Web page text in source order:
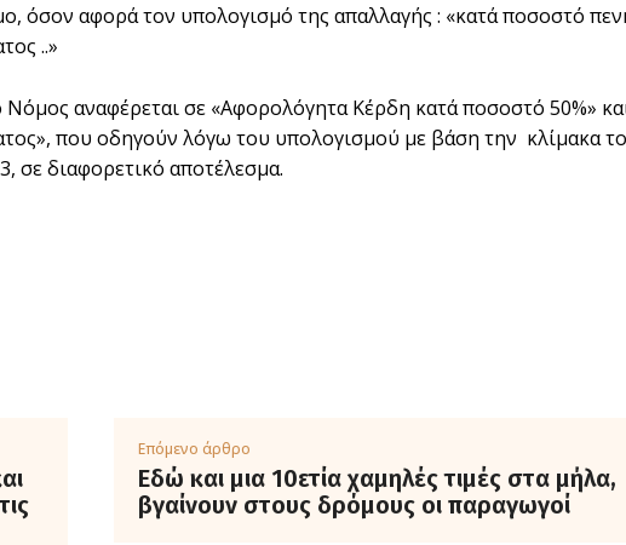
όσον αφορά τον υπολογισµό της απαλλαγής : «κατά ποσοστό
..»
αναφέρεται σε «Αφορολόγητα Κέρδη κατά ποσοστό 50%»
που οδηγούν λόγω του υπολογισµού µε βάση την κλίµακα
σε διαφορετικό αποτέλεσµα.
Επόμενο άρθρο
Εδώ και μια 10ετία χαμηλές τιμές στα μήλα,
βγαίνουν στους δρόμους οι παραγωγοί